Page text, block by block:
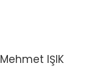
Mehmet IŞIK